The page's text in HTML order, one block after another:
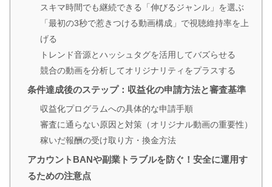
スキマ時間でも継続できる「伸びるジャンル」を選ぶ
「最初の3秒で惹きつける動画構成」で視聴維持率を上
げる
トレンド音源とハッシュタグを活用してバズらせる
競合の動画を分析してオリジナリティをプラスする
条件達成後のステップ：収益化の申請方法と審査基準
収益化プログラムへの具体的な申請手順
審査に通らない原因と対策（オリジナル動画の重要性）
稼いだ報酬の受け取り方・換金方法
アカウントBANや副業トラブルを防ぐ！安全に運用す
るための注意点